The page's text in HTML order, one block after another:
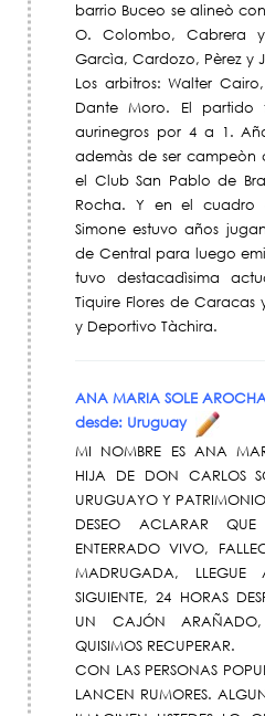
barrio Buceo se alineò
O. Colombo, Cabrera
Garcìa, Cardozo, Pèrez y
Los arbitros: Walter
Dante Moro. El
aurinegros por 4 a 1.
ademàs de ser campeòn
el Club San Pablo de
Rocha. Y en el cuadro
Simone estuvo años
de Central para luego
tuvo destacadìsima
Tiquire Flores de Caracas
y Deportivo Tàchira.
ANA MARIA SOLE
desde: Uruguay
MI NOMBRE ES ANA
HIJA DE DON CARLOS
URUGUAYO Y
DESEO ACLARAR
ENTERRADO VIVO,
MADRUGADA,
SIGUIENTE, 24 HORAS
UN CAJÓN
QUISIMOS RECUPERAR.
CON LAS PERSONAS
LANCEN RUMORES.